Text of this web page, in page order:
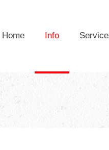
Home Info Service